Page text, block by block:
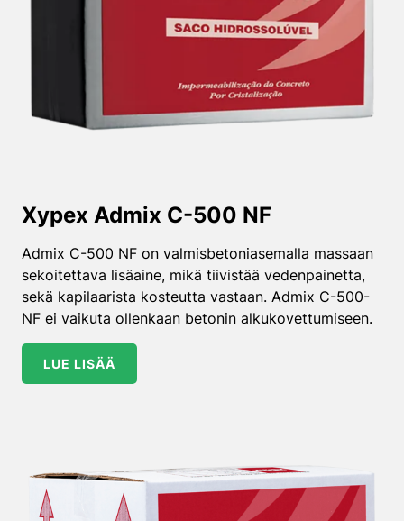
Xypex Admix C-500 NF
Admix C-500 NF on valmisbetoniasemalla massaan
sekoitettava lisäaine, mikä tiivistää vedenpainetta,
sekä kapilaarista kosteutta vastaan. Admix C-500-
NF ei vaikuta ollenkaan betonin alkukovettumiseen.
LUE LISÄÄ